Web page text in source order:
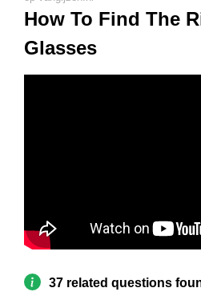
How To Find The
Glasses
37 related questions